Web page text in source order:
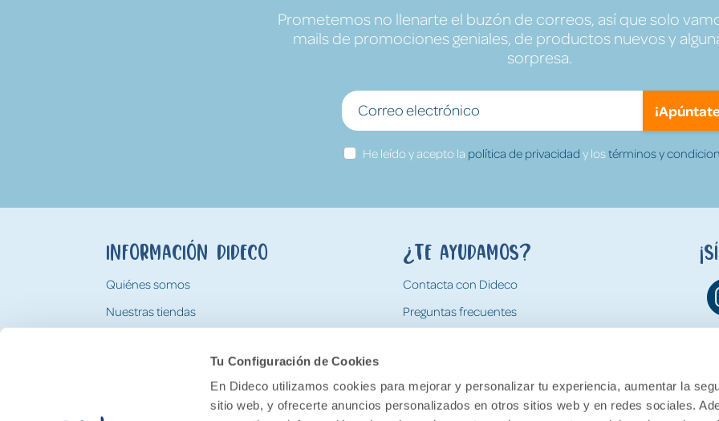
Tu Configuración de Cookies
En Dideco utilizamos cookies para mejorar y personalizar tu experiencia, aumentar la
sitio web, y ofrecerte anuncios personalizados en otros sitios web y en redes sociales.
Prometemos no llenarte el buzón de correos, así que solo
mails de promociones geniales, de productos nuevos y
sorpresa.
He leído y acepto la política de privacidad y lostérminos y
Información Dideco
Quiénes somos
Nuestras tiendas
Tarjeta Regalo Dideco
¿Te ayudamos?
Contacta con Dideco
Preguntas frecuentes
Devoluciones